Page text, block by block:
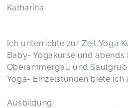
Katharina
Ich unterrichte zur Zeit Yoga
Baby- Yogakurse und abends
Oberammergau und Saulgrub.
Yoga- Einzelstunden biete ich
Ausbildung: